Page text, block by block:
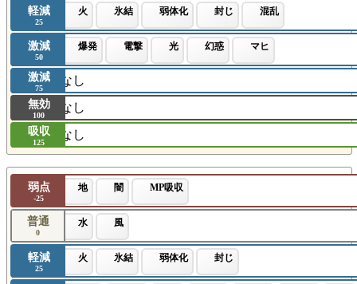
軽減
25
火 氷結 弱体化 封じ 混乱
激減
50
爆発 電撃 光 幻惑 マヒ
激減
75
なし
無効
100
なし
吸収
125
なし
弱点
-25
地 闇 MP吸収
普通
0
水 風
軽減
25
火 氷結 弱体化 封じ